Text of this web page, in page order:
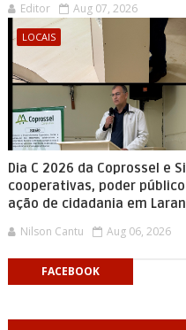
Editor Aug 07, 2026
LOCAIS
Dia C 2026 da Coprossel e
cooperativas, poder
ação de cidadania em
Nilson Cantu Aug 06, 2026
FACEBOOK